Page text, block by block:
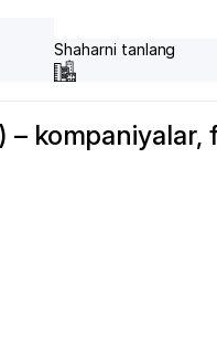
Shaharni tanlang